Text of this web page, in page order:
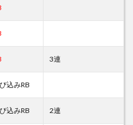
3連
込みRB
込みRB 2連